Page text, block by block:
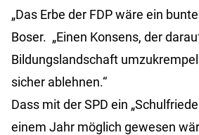
„Das Erbe der FDP wäre ein
Boser. „Einen Konsens, der
Bildungslandschaft
sicher ablehnen.“
Dass mit der SPD ein
einem Jahr möglich gewesen